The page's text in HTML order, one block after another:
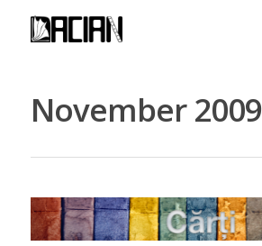
November 2009